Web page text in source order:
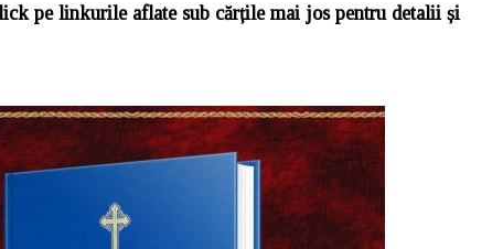
pe linkurile aflate sub cărțile mai jos pentru detalii și